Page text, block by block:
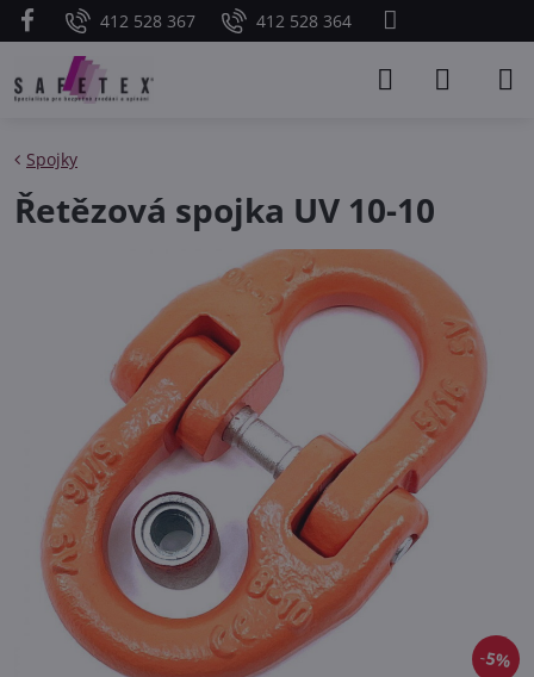
412 528 367 412 528 364
5%
Spojky
Řetězová spojka UV 10-10